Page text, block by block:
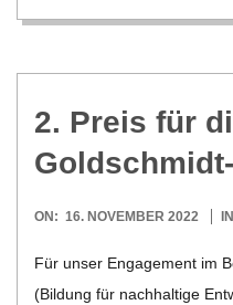
2. Preis für
2022-
ON: 16. NOVEMBER 2022
Für unser Enga­ge­ment im
(Bil­dung für nach­hal­tige